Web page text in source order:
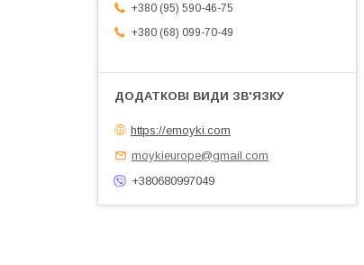
+380 (95) 590-46-75
+380 (68) 099-70-49
https://emoyki.com
moykieurope@gmail.com
+380680997049